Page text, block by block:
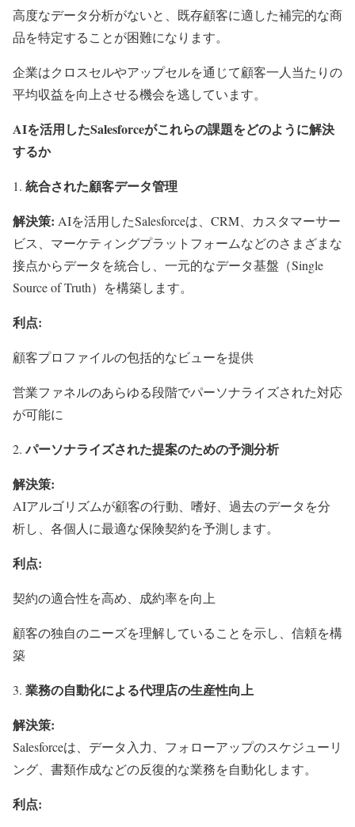
高度なデータ分析がないと、既存顧客に適した補完的な商
品を特定することが困難になります。
企業はクロスセルやアップセルを通じて顧客一人当たりの
平均収益を向上させる機会を逃しています。
AIを活用したSalesforceがこれらの課題をどのように解決
するか
統合された顧客データ管理
解決策: AIを活用したSalesforceは、CRM、カスタマーサー
ビス、マーケティングプラットフォームなどのさまざまな
接点からデータを統合し、一元的なデータ基盤（Single
Source of Truth）を構築します。
利点:
顧客プロファイルの包括的なビューを提供
営業ファネルのあらゆる段階でパーソナライズされた対応
が可能に
パーソナライズされた提案のための予測分析
解決策:
AIアルゴリズムが顧客の行動、嗜好、過去のデータを分
析し、各個人に最適な保険契約を予測します。
利点:
契約の適合性を高め、成約率を向上
顧客の独自のニーズを理解していることを示し、信頼を構
築
業務の自動化による代理店の生産性向上
解決策:
Salesforceは、データ入力、フォローアップのスケジューリ
ング、書類作成などの反復的な業務を自動化します。
利点: